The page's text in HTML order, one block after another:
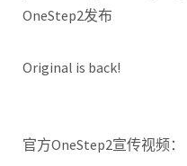
OneStep2发布
Original is back!
官方OneStep2宣传视频：